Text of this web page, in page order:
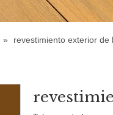
» revestimiento exterior de